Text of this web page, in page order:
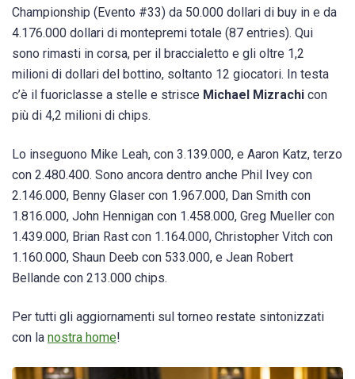
Championship (Evento #33) da 50.000 dollari di buy in e da
4.176.000 dollari di montepremi totale (87 entries). Qui
sono rimasti in corsa, per il braccialetto e gli oltre 1,2
milioni di dollari del bottino, soltanto 12 giocatori. In testa
c’è il fuoriclasse a stelle e strisce Michael Mizrachi con
più di 4,2 milioni di chips.
Lo inseguono Mike Leah, con 3.139.000, e Aaron Katz, terzo
con 2.480.400. Sono ancora dentro anche Phil Ivey con
2.146.000, Benny Glaser con 1.967.000, Dan Smith con
1.816.000, John Hennigan con 1.458.000, Greg Mueller con
1.439.000, Brian Rast con 1.164.000, Christopher Vitch con
1.160.000, Shaun Deeb con 533.000, e Jean Robert
Bellande con 213.000 chips.
Per tutti gli aggiornamenti sul torneo restate sintonizzati
con la nostra home!